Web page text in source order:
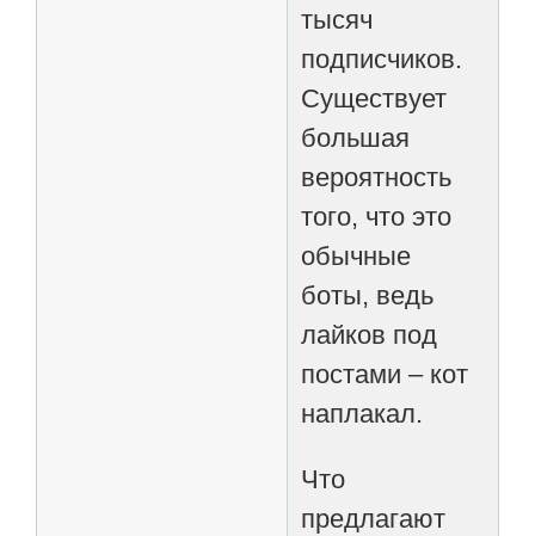
тысяч
подписчиков.
Существует
большая
вероятность
того, что это
обычные
боты, ведь
лайков под
постами – кот
наплакал.
Что
предлагают